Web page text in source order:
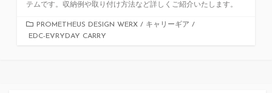
テムです。収納例や取り付け方法など詳しくご紹介いたします。
カ
テ
PROMETHEUS DESIGN WERX / キャリーギア /
EDC-EVRYDAY CARRY